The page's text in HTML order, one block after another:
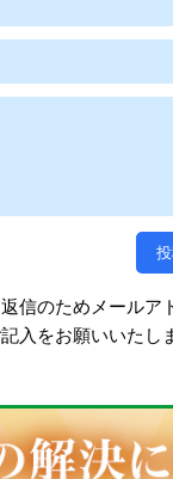
信のためメールア
入をお願いいたし